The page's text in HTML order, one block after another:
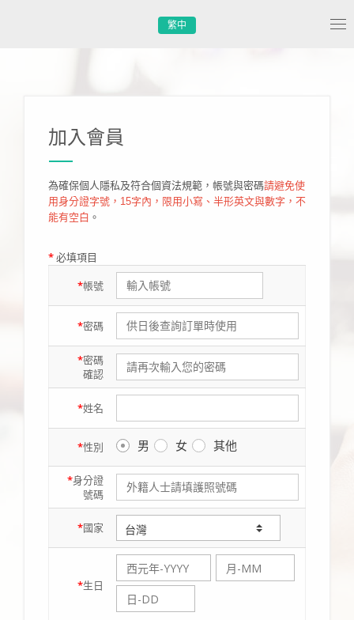
繁中
加入會員
為確保個人隱私及符合個資法規範，帳號與密碼請避免使
用身分證字號，15字內，限用小寫、半形英文與數字，不
能有空白 。
*必填項目
*帳號
*密碼
*密碼
確認
*姓名
*性別 男 女 其他
*身分證
號碼
*國家
*生日